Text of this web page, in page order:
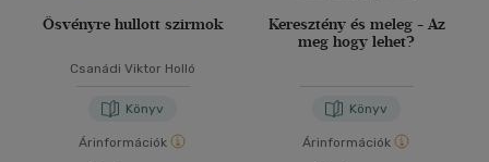
Ösvényre hullott szirmok
Csanádi Viktor Holló
Könyv
Árinformációk
Keresztény és meleg - Az
meg hogy lehet?
Könyv
Árinformációk